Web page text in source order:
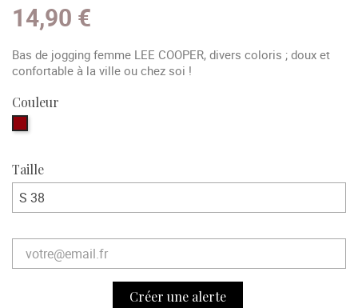
14,90 €
Bas de jogging femme LEE COOPER, divers coloris ; doux et
confortable à la ville ou chez soi !
Couleur
Taille
Créer une alerte